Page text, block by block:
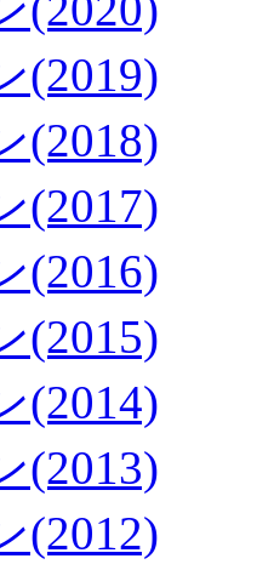
(2019)
(2018)
(2017)
(2016)
(2015)
(2014)
(2013)
(2012)